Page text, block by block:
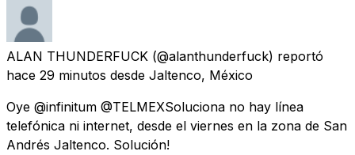
ALAN THUNDERFUCK (@alanthunderfuck) reportó
hace 29 minutos desde Jaltenco, México
Oye @infinitum @TELMEXSoluciona no hay línea
telefónica ni internet, desde el viernes en la zona de San
Andrés Jaltenco. Solución!